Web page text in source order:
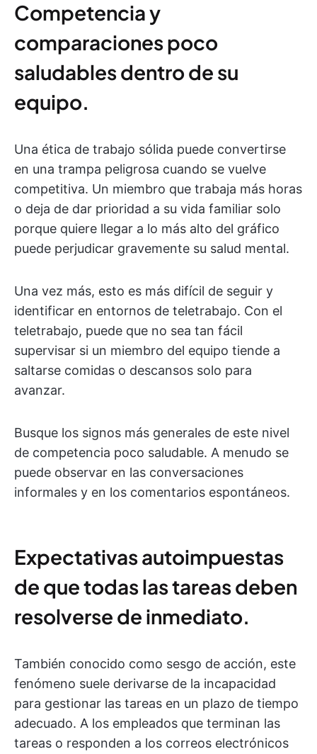
Competencia y
comparaciones poco
saludables dentro de su
equipo.
Una ética de trabajo sólida puede convertirse
en una trampa peligrosa cuando se vuelve
competitiva. Un miembro que trabaja más horas
o deja de dar prioridad a su vida familiar solo
porque quiere llegar a lo más alto del gráfico
puede perjudicar gravemente su salud mental.
Una vez más, esto es más difícil de seguir y
identificar en entornos de teletrabajo. Con el
teletrabajo, puede que no sea tan fácil
supervisar si un miembro del equipo tiende a
saltarse comidas o descansos solo para
avanzar.
Busque los signos más generales de este nivel
de competencia poco saludable. A menudo se
puede observar en las conversaciones
informales y en los comentarios espontáneos.
Expectativas autoimpuestas
de que todas las tareas deben
resolverse de inmediato.
También conocido como sesgo de acción, este
fenómeno suele derivarse de la incapacidad
para gestionar las tareas en un plazo de tiempo
adecuado. A los empleados que terminan las
tareas o responden a los correos electrónicos